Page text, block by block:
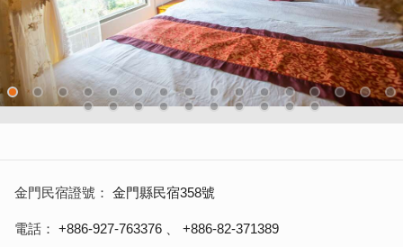
金門民宿證號 金門縣民宿358號
電話 +886-927-763376 +886-82-371389